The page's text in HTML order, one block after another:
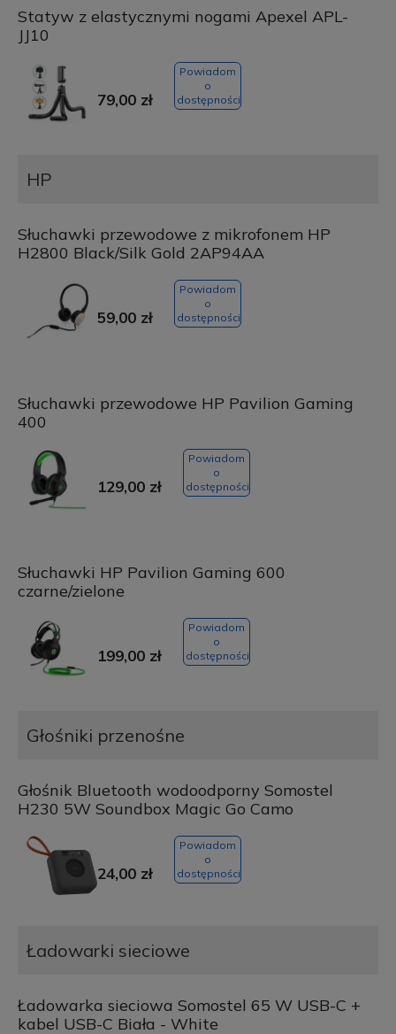
Statyw z elastycznymi nogami Apexel APL-
JJ10
79,00 zł
Powiadom
o
dostępności
HP
Słuchawki przewodowe z mikrofonem HP
H2800 Black/Silk Gold 2AP94AA
59,00 zł
Powiadom
o
dostępności
Słuchawki przewodowe HP Pavilion Gaming
400
129,00 zł
Powiadom
o
dostępności
Słuchawki HP Pavilion Gaming 600
czarne/zielone
199,00 zł
Powiadom
o
dostępności
Głośniki przenośne
Głośnik Bluetooth wodoodporny Somostel
H230 5W Soundbox Magic Go Camo
24,00 zł
Powiadom
o
dostępności
Ładowarki sieciowe
Ładowarka sieciowa Somostel 65 W USB-C +
kabel USB-C Biała - White